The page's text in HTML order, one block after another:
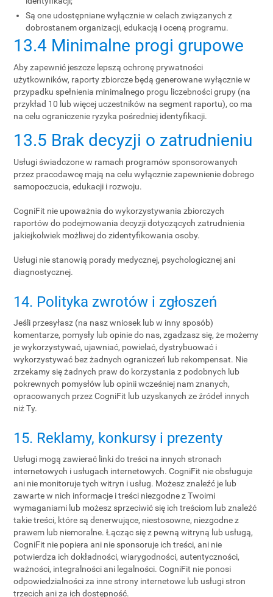
Są one udostępniane wyłącznie w celach związanych z
dobrostanem organizacji, edukacją i oceną programu.
13.4 Minimalne progi grupowe
Aby zapewnić jeszcze lepszą ochronę prywatności
użytkowników, raporty zbiorcze będą generowane wyłącznie w
przypadku spełnienia minimalnego progu liczebności grupy (na
przykład 10 lub więcej uczestników na segment raportu), co ma
na celu ograniczenie ryzyka pośredniej identyfikacji.
13.5 Brak decyzji o zatrudnieniu
Usługi świadczone w ramach programów sponsorowanych
przez pracodawcę mają na celu wyłącznie zapewnienie dobrego
samopoczucia, edukacji i rozwoju.
CogniFit nie upoważnia do wykorzystywania zbiorczych
raportów do podejmowania decyzji dotyczących zatrudnienia
jakiejkolwiek możliwej do zidentyfikowania osoby.
Usługi nie stanowią porady medycznej, psychologicznej ani
diagnostycznej.
14. Polityka zwrotów i zgłoszeń
Jeśli przesyłasz (na nasz wniosek lub w inny sposób)
komentarze, pomysły lub opinie do nas, zgadzasz się, że możemy
je wykorzystywać, ujawniać, powielać, dystrybuować i
wykorzystywać bez żadnych ograniczeń lub rekompensat. Nie
zrzekamy się żadnych praw do korzystania z podobnych lub
pokrewnych pomysłów lub opinii wcześniej nam znanych,
opracowanych przez CogniFit lub uzyskanych ze źródeł innych
niż Ty.
15. Reklamy, konkursy i prezenty
Usługi mogą zawierać linki do treści na innych stronach
internetowych i usługach internetowych. CogniFit nie obsługuje
ani nie monitoruje tych witryn i usług. Możesz znaleźć je lub
zawarte w nich informacje i treści niezgodne z Twoimi
wymaganiami lub możesz sprzeciwić się ich treściom lub znaleźć
takie treści, które są denerwujące, niestosowne, niezgodne z
prawem lub niemoralne. Łącząc się z pewną witryną lub usługą,
CogniFit nie popiera ani nie sponsoruje ich treści, ani nie
potwierdza ich dokładności, wiarygodności, autentyczności,
ważności, integralności ani legalności. CogniFit nie ponosi
odpowiedzialności za inne strony internetowe lub usługi stron
trzecich ani za ich dostępność.